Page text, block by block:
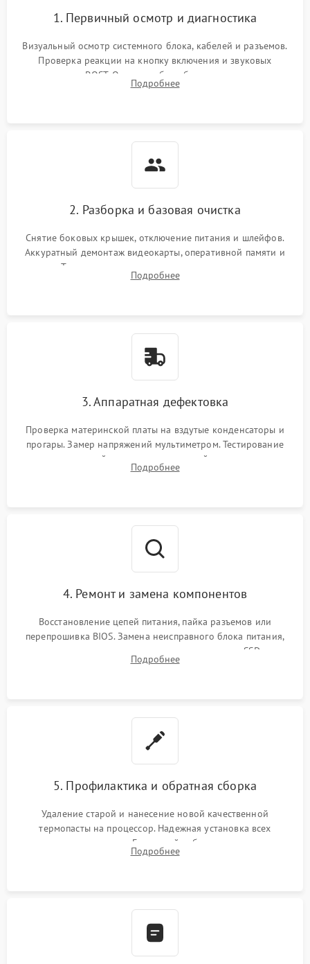
Ошибки в работе
оперативной памяти
1500 ₽ Подробнее →
Не распознается USB-порт 1300 ₽ Подробнее →
1. Первичный осмотр и диагностика
Визуальный осмотр системного блока, кабелей и разъемов.
Проверка реакции на кнопку включения и звуковых
сигналов POST. Оценка работы блока питания для
локализации базовых неисправностей без полного разбора.
Подробнее
2. Разборка и базовая очистка
Снятие боковых крышек, отключение питания и шлейфов.
Аккуратный демонтаж видеокарты, оперативной памяти и
кулеров. Тщательная очистка корпуса и радиаторов от пыли
с помощью сжатого воздуха для предотвращения
Подробнее
3. Аппаратная дефектовка
Проверка материнской платы на вздутые конденсаторы и
прогары. Замер напряжений мультиметром. Тестирование
оперативной памяти и накопителей с помощью
диагностического ПО для выявления сбойных секторов и
Подробнее
4. Ремонт и замена компонентов
Восстановление цепей питания, пайка разъемов или
перепрошивка BIOS. Замена неисправного блока питания,
видеокарты, процессора или установка нового SSD для
восстановления и повышения скорости работы системы.
Подробнее
5. Профилактика и обратная сборка
Удаление старой и нанесение новой качественной
термопасты на процессор. Надежная установка всех
комплектующих в слоты. Грамотный кабель-менеджмент для
обеспечения правильной циркуляции воздуха внутри
Подробнее